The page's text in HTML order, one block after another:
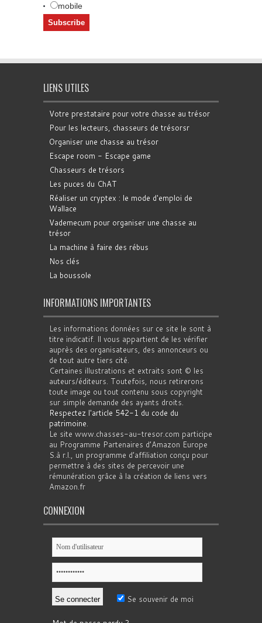
mobile
LIENS UTILES
Votre prestataire pour votre chasse au trésor
Pour les lecteurs, chasseurs de trésorsr
Organiser une chasse au trésor
Escape room - Escape game
Chasseurs de trésors
Les puces du ChAT
Réaliser un cryptex : le mode d'emploi de
Wallace
Vademecum pour organiser une chasse au
trésor
La machine à faire des rébus
Nos clés
La boussole
INFORMATIONS IMPORTANTES
Les informations données sur ce site le sont à
titre indicatif. Il vous appartient de les vérifier
auprès des organisateurs, des annonceurs ou
de tout autre tiers cité.
Certaines illustrations et extraits sont © les
auteurs/éditeurs. Toutefois, nous retirerons
toute image ou tout contenu sous copyright
sur simple demande des ayants droits.
Respectez l'article 542-1 du code du
patrimoine.
Le site www.chasses-au-tresor.com participe
au Programme Partenaires d’Amazon Europe
S.à r.l., un programme d’affiliation conçu pour
permettre à des sites de percevoir une
rémunération grâce à la création de liens vers
Amazon.fr
CONNEXION
Se souvenir de moi